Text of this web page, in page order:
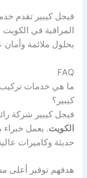
فيجل كيبير تقدم
المراقبة في
بحلول ملائمة
FAQ
ما هي خدمات تركيب
كيبير؟
فيجل كيبير شركة
الكويت. يعمل
حديثة وكاميرات
هدفهم توفير